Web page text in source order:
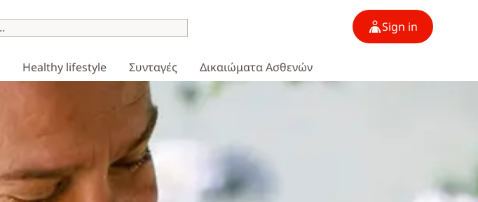
Sign in
Healthy lifestyle Συνταγές Δικαιώματα Ασθενών